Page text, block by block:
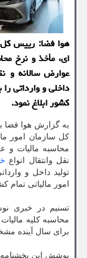
هوا فضا: رییس کل
ای، مأخذ و نرخ
عوارض سالانه و
کشور ابلاغ نمود.
به گزارش هوا فضا
کل سازمان امور
محاسبه مالیات و
نقل وانتقال انواع
امور مالیاتی تمام
تسنیم در خبری
محاسبه کلیه
برای سال آینده
پوشش این